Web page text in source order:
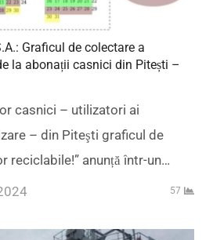
Graficul de colectare a
la abonații casnici din Pitești –
casnici – utilizatori ai
– din Piteşti graficul de
reciclabile!” anunță într-un…
57